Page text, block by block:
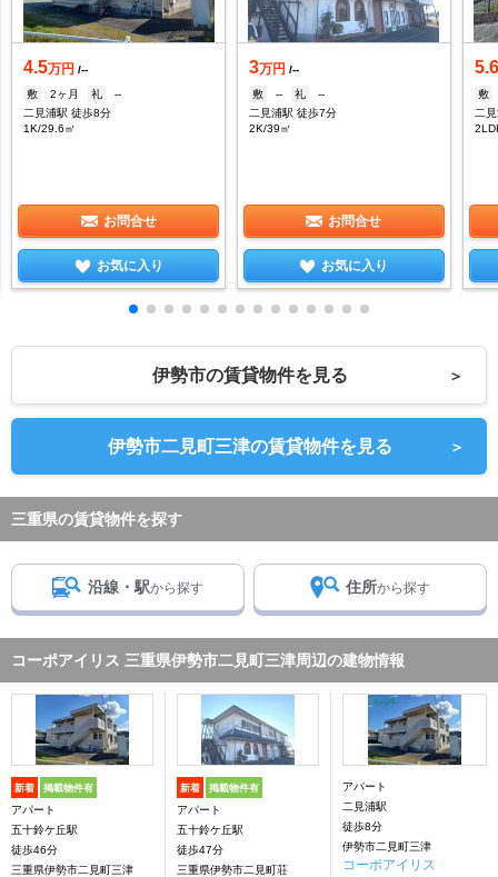
4.5万円 /--
敷
2ヶ月 礼
--
二見浦駅 徒歩8分
1K/29.6㎡
お問合せ
お気に入り
3万円 /--
敷
-- 礼
--
二見浦駅 徒歩7分
2K/39㎡
お問合せ
お気に入り
5.6
敷
二
伊勢市の賃貸物件を見る ＞
伊勢市二見町三津の賃貸物件を見る ＞
三重県の賃貸物件を探す
沿線・駅から探す 住所から探す
コーポアイリス 三重県伊勢市二見町三津周辺の建物情報
新着 掲載物件有
アパート
五十鈴ケ丘駅
徒歩46分
三重県伊勢市二見町三津
新着 掲載物件有
アパート
五十鈴ケ丘駅
徒歩47分
三重県伊勢市二見町荘
アパート
二見浦駅
徒歩8分
伊勢市二見町三津
コーポアイリス